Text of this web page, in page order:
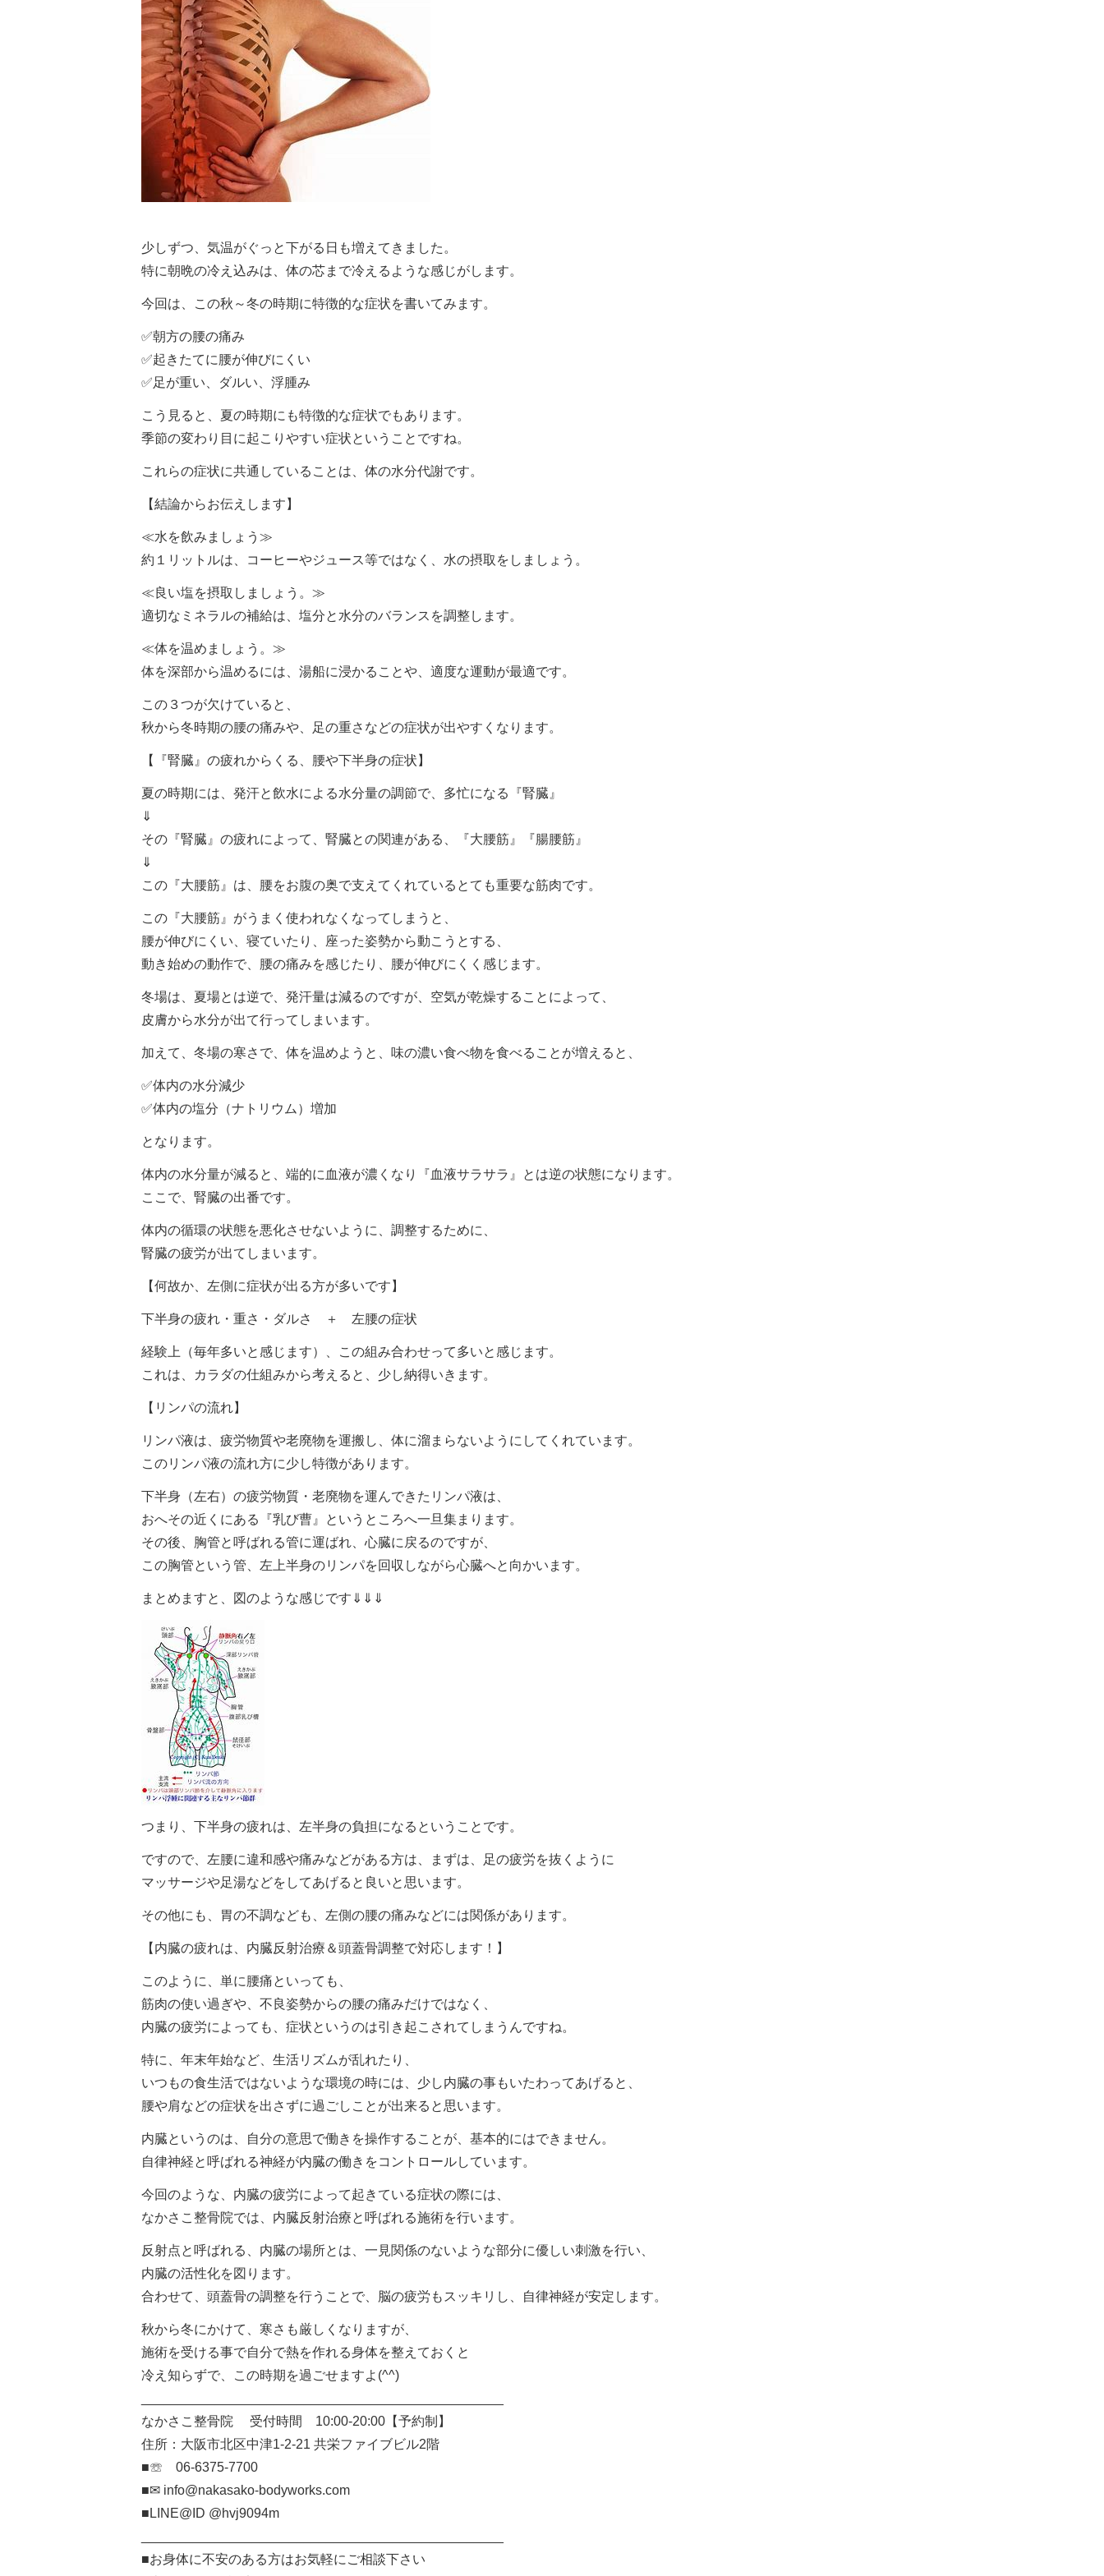
少しずつ、気温がぐっと下がる日も増えてきました。
特に朝晩の冷え込みは、体の芯まで冷えるような感じがします。
今回は、この秋～冬の時期に特徴的な症状を書いてみます。
✅朝方の腰の痛み
✅起きたてに腰が伸びにくい
✅足が重い、ダルい、浮腫み
こう見ると、夏の時期にも特徴的な症状でもあります。
季節の変わり目に起こりやすい症状ということですね。
これらの症状に共通していることは、体の水分代謝です。
【結論からお伝えします】
≪水を飲みましょう≫
約１リットルは、コーヒーやジュース等ではなく、水の摂取をしましょう。
≪良い塩を摂取しましょう。≫
適切なミネラルの補給は、塩分と水分のバランスを調整します。
≪体を温めましょう。≫
体を深部から温めるには、湯船に浸かることや、適度な運動が最適です。
この３つが欠けていると、
秋から冬時期の腰の痛みや、足の重さなどの症状が出やすくなります。
【『腎臓』の疲れからくる、腰や下半身の症状】
夏の時期には、発汗と飲水による水分量の調節で、多忙になる『腎臓』
⇓
その『腎臓』の疲れによって、腎臓との関連がある、『大腰筋』『腸腰筋』
⇓
この『大腰筋』は、腰をお腹の奥で支えてくれているとても重要な筋肉です。
この『大腰筋』がうまく使われなくなってしまうと、
腰が伸びにくい、寝ていたり、座った姿勢から動こうとする、
動き始めの動作で、腰の痛みを感じたり、腰が伸びにくく感じます。
冬場は、夏場とは逆で、発汗量は減るのですが、空気が乾燥することによって、
皮膚から水分が出て行ってしまいます。
加えて、冬場の寒さで、体を温めようと、味の濃い食べ物を食べることが増えると、
✅体内の水分減少
✅体内の塩分（ナトリウム）増加
となります。
体内の水分量が減ると、端的に血液が濃くなり『血液サラサラ』とは逆の状態になります。
ここで、腎臓の出番です。
体内の循環の状態を悪化させないように、調整するために、
腎臓の疲労が出てしまいます。
【何故か、左側に症状が出る方が多いです】
下半身の疲れ・重さ・ダルさ ＋ 左腰の症状
経験上（毎年多いと感じます）、この組み合わせって多いと感じます。
これは、カラダの仕組みから考えると、少し納得いきます。
【リンパの流れ】
リンパ液は、疲労物質や老廃物を運搬し、体に溜まらないようにしてくれています。
このリンパ液の流れ方に少し特徴があります。
下半身（左右）の疲労物質・老廃物を運んできたリンパ液は、
おへその近くにある『乳び曹』というところへ一旦集まります。
その後、胸管と呼ばれる管に運ばれ、心臓に戻るのですが、
この胸管という管、左上半身のリンパを回収しながら心臓へと向かいます。
まとめますと、図のような感じです⇓⇓⇓
つまり、下半身の疲れは、左半身の負担になるということです。
ですので、左腰に違和感や痛みなどがある方は、まずは、足の疲労を抜くように
マッサージや足湯などをしてあげると良いと思います。
その他にも、胃の不調なども、左側の腰の痛みなどには関係があります。
【内臓の疲れは、内臓反射治療＆頭蓋骨調整で対応します！】
このように、単に腰痛といっても、
筋肉の使い過ぎや、不良姿勢からの腰の痛みだけではなく、
内臓の疲労によっても、症状というのは引き起こされてしまうんですね。
特に、年末年始など、生活リズムが乱れたり、
いつもの食生活ではないような環境の時には、少し内臓の事もいたわってあげると、
腰や肩などの症状を出さずに過ごしことが出来ると思います。
内臓というのは、自分の意思で働きを操作することが、基本的にはできません。
自律神経と呼ばれる神経が内臓の働きをコントロールしています。
今回のような、内臓の疲労によって起きている症状の際には、
なかさこ整骨院では、内臓反射治療と呼ばれる施術を行います。
反射点と呼ばれる、内臓の場所とは、一見関係のないような部分に優しい刺激を行い、
内臓の活性化を図ります。
合わせて、頭蓋骨の調整を行うことで、脳の疲労もスッキリし、自律神経が安定します。
秋から冬にかけて、寒さも厳しくなりますが、
施術を受ける事で自分で熱を作れる身体を整えておくと
冷え知らずで、この時期を過ごせますよ(^^)
なかさこ整骨院 受付時間 10:00-20:00【予約制】
住所：大阪市北区中津1-2-21 共栄ファイブビル2階
■☏ 06-6375-7700
■✉︎ info@nakasako-bodyworks.com
■LINE@ID @hvj9094m
■お身体に不安のある方はお気軽にご相談下さい